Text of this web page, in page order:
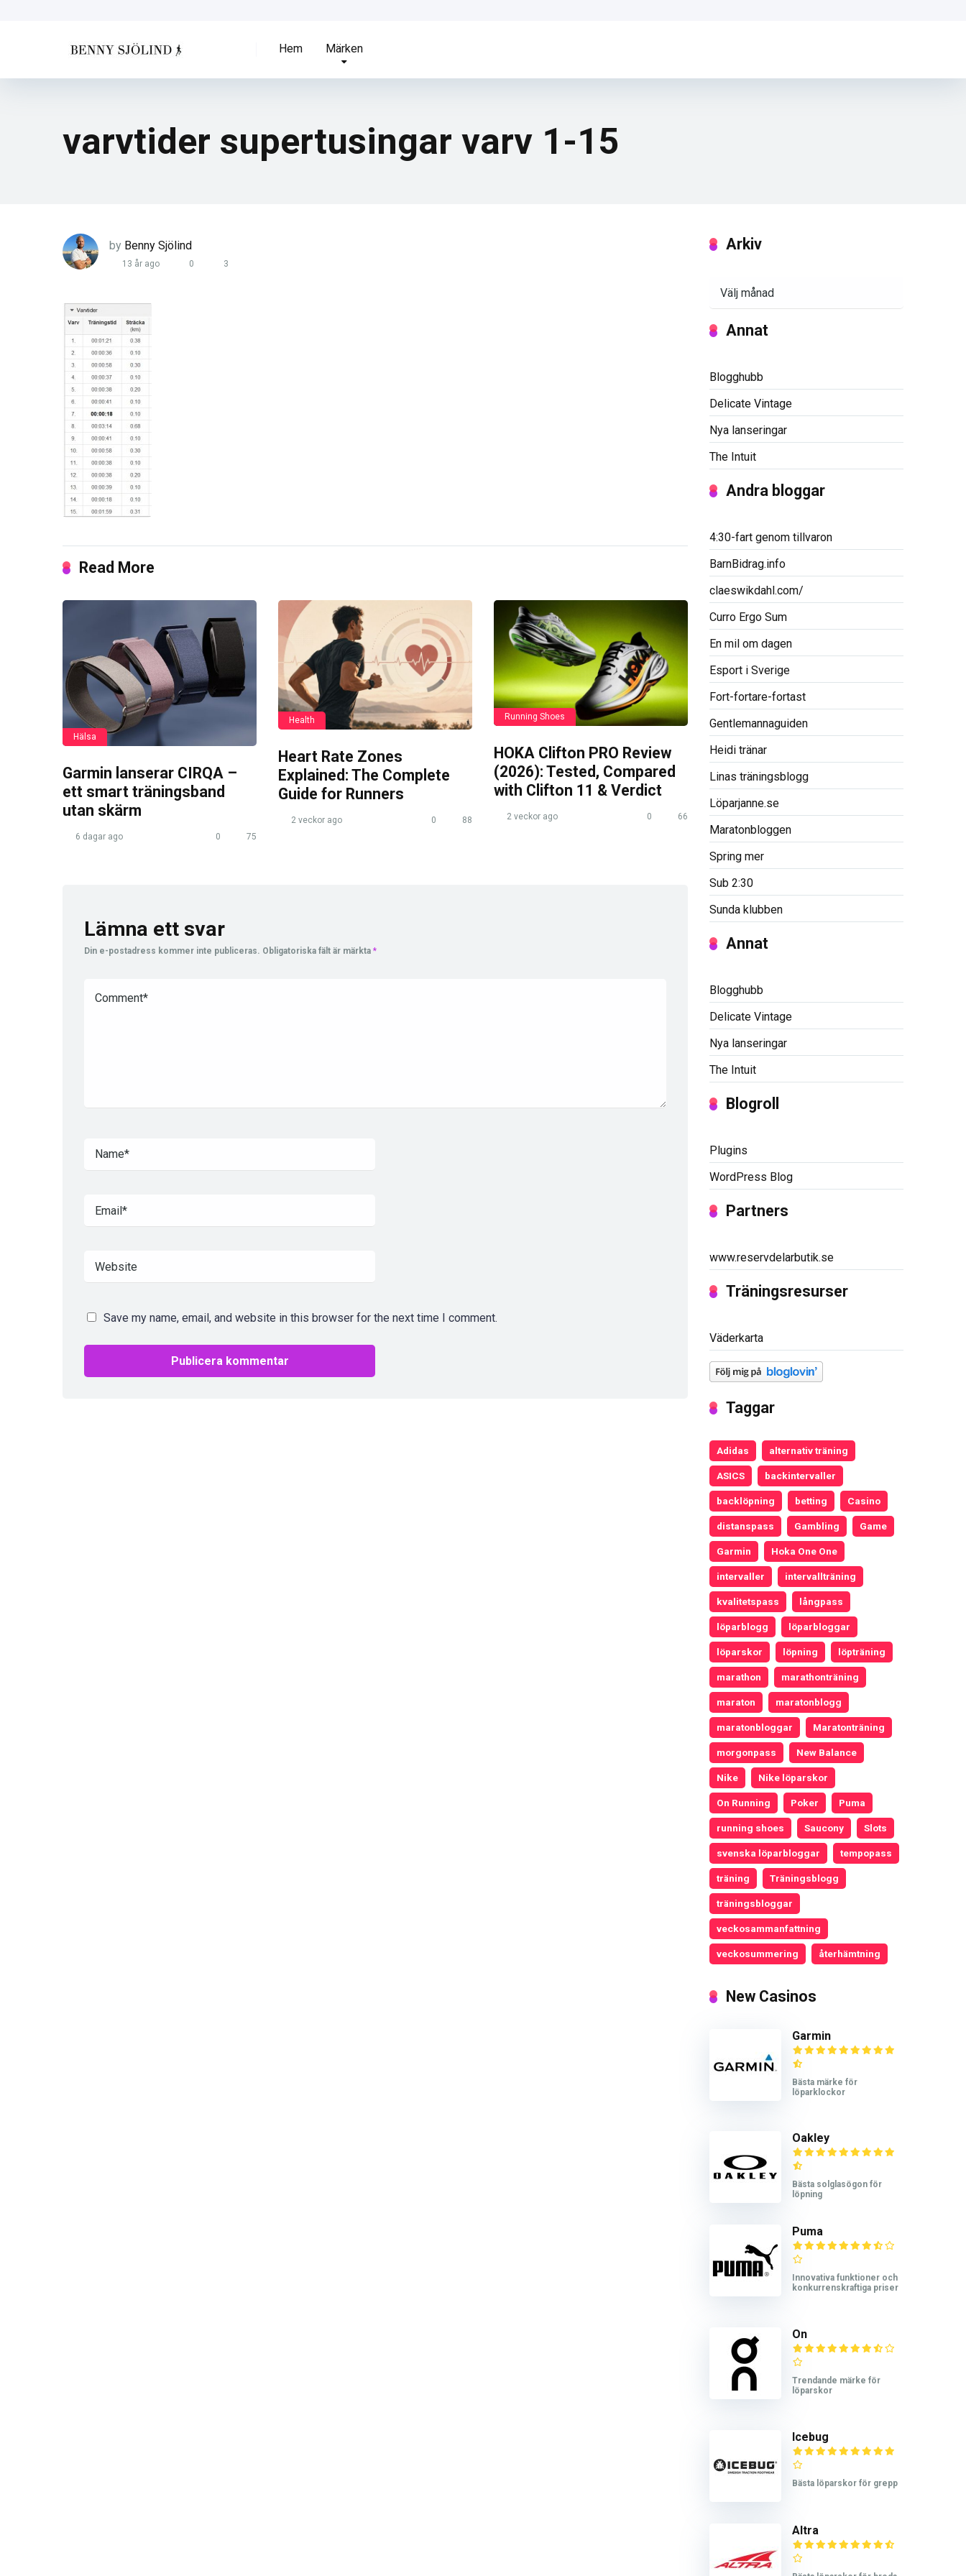
Hem Märken
varvtider supertusingar varv 1-15
by Benny Sjölind
13 år ago 0 3
Read More
Hälsa
Garmin lanserar CIRQA –
ett smart träningsband
utan skärm
6 dagar ago 0 75
Health
Heart Rate Zones
Explained: The Complete
Guide for Runners
2 veckor ago 0 88
Running Shoes
HOKA Clifton PRO Review
(2026): Tested, Compared
with Clifton 11 & Verdict
2 veckor ago 0 66
Lämna ett svar
Din e-postadress kommer inte publiceras. Obligatoriska fält är märkta *
Save my name, email, and website in this browser for the next time I comment.
Arkiv
Annat
Blogghubb
Delicate Vintage
Nya lanseringar
The Intuit
Andra bloggar
4:30-fart genom tillvaron
BarnBidrag.info
claeswikdahl.com/
Curro Ergo Sum
En mil om dagen
Esport i Sverige
Fort-fortare-fortast
Gentlemannaguiden
Heidi tränar
Linas träningsblogg
Löparjanne.se
Maratonbloggen
Spring mer
Sub 2:30
Sunda klubben
Annat
Blogghubb
Delicate Vintage
Nya lanseringar
The Intuit
Blogroll
Plugins
WordPress Blog
Partners
www.reservdelarbutik.se
Träningsresurser
Väderkarta
Taggar
Adidas alternativ träning
ASICS backintervaller
backlöpning betting Casino
distanspass Gambling Game
Garmin Hoka One One
intervaller intervallträning
kvalitetspass långpass
löparblogg löparbloggar
löparskor löpning löpträning
marathon marathonträning
maraton maratonblogg
maratonbloggar Maratonträning
morgonpass New Balance
Nike Nike löparskor
On Running Poker Puma
running shoes Saucony Slots
svenska löparbloggar tempopass
träning Träningsblogg
träningsbloggar
veckosammanfattning
veckosummering återhämtning
New Casinos
Garmin
Bästa märke för
löparklockor
Oakley
Bästa solglasögon för
löpning
Puma
Innovativa funktioner och
konkurrenskraftiga priser
On
Trendande märke för
löparskor
Icebug
Bästa löparskor för grepp
Altra